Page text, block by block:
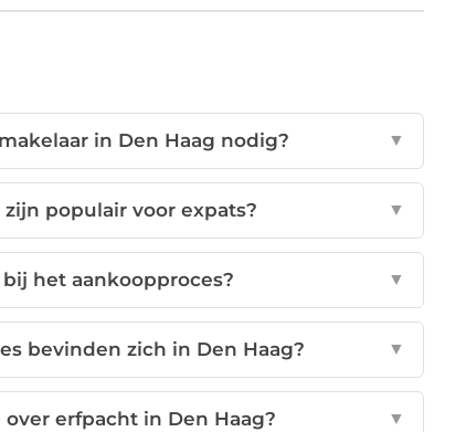
in Den Haag nodig? ▼
populair voor expats? ▼
het aankoopproces? ▼
bevinden zich in Den Haag? ▼
erfpacht in Den Haag? ▼